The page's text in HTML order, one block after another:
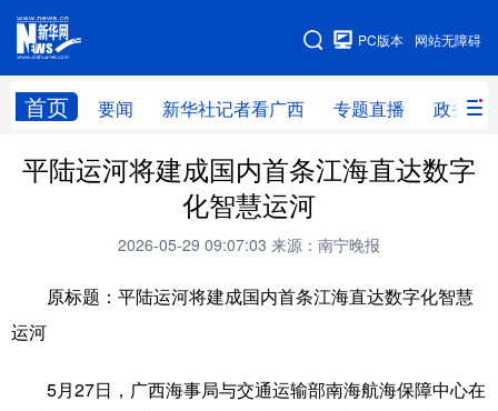
网站无障碍
PC版本
首页 要闻 新华社记者看广西 专题直播 政务信
网站地图
广西频道
新华社记者 专题直播
新华网导航
学习进行时 高层 时政 人事
平陆运河将建成国内首条江海直达数字
化智慧运河
2026-05-29 09:07:03 来源：南宁晚报
原标题：平陆运河将建成国内首条江海直达数字化智慧
运河
5月27日，广西海事局与交通运输部南海航海保障中心在